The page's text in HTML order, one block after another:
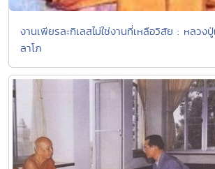
งานเพียรละกิเลสไม่ใช่งานที่เหลือวิสัย : หลว
ลาโภ